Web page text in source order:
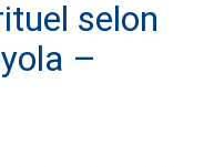
selon
–